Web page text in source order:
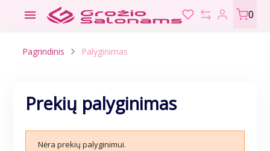
 0
Pagrindinis Palyginimas
Prekių palyginimas
Nėra prekių palyginimui.